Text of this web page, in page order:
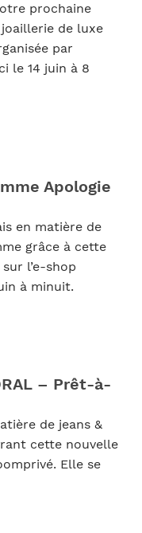
prochaine
de luxe
par
le 14 juin à 8
Apologie
en matière de
grâce à cette
l’e-shop
à minuit.
– Prêt-à-
de jeans &
cette nouvelle
Elle se